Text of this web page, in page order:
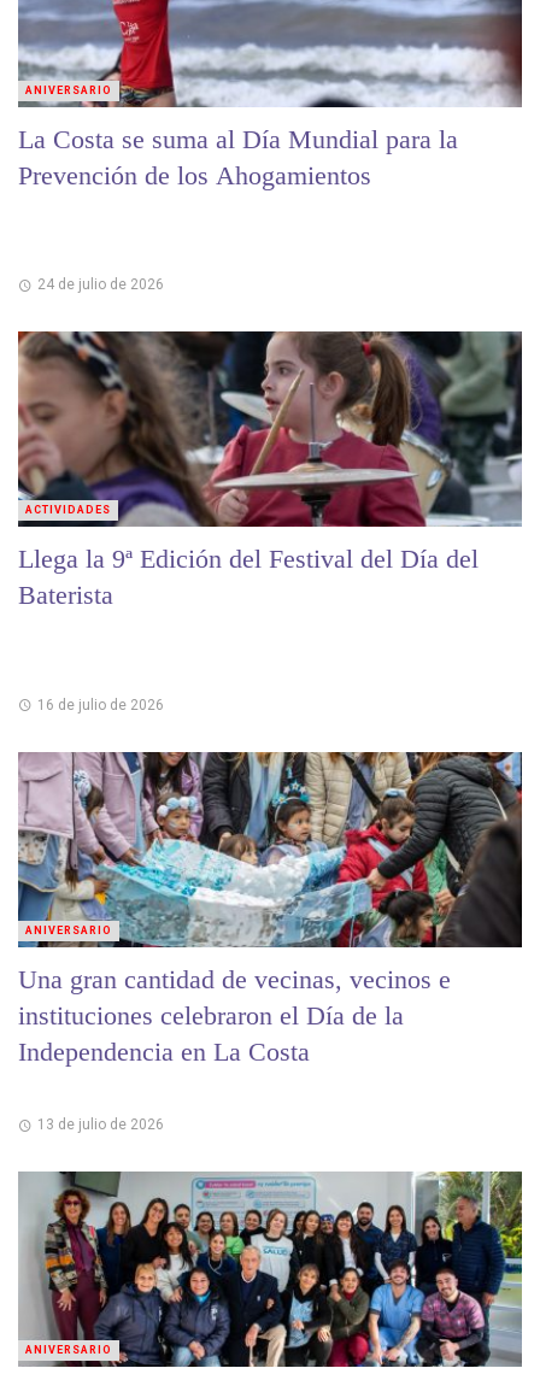
La Costa se suma al Día Mundial para la
Prevención de los Ahogamientos
24 de julio de 2026
ANIVERSARIO
Llega la 9ª Edición del Festival del Día del
Baterista
16 de julio de 2026
ACTIVIDADES
Una gran cantidad de vecinas, vecinos e
instituciones celebraron el Día de la
Independencia en La Costa
13 de julio de 2026
ANIVERSARIO
ANIVERSARIO